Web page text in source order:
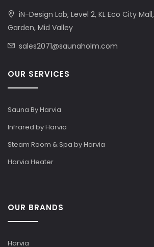
iN-Design Lab, Level 2, KL Eco City
Garden, Mid Valley
sales2071@saunaholm.com
OUR SERVICES
Sauna By Harvia
Infrared by Harvia
Steam Room & Spa by Harvia
Harvia Heater
OUR BRANDS
Harvia